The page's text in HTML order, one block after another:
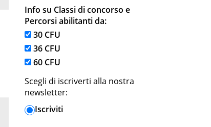
Info su Classi di concorso e
Percorsi abilitanti da:
30 CFU
36 CFU
60 CFU
Scegli di iscriverti alla nostra
newsletter:
Iscriviti